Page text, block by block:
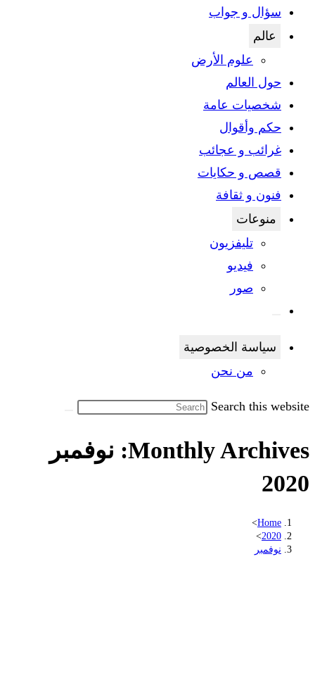
سؤال و جواب
عالم
علوم الأرض
حول العالم
شخصيات عامة
حكم وأقوال
غرائب و عجائب
قصص و حكايات
فنون و ثقافة
منوعات
تليفزيون
فيديو
صور
سياسة الخصوصية
من نحن
Search this website
Monthly Archives: نوفمبر
2020
Home
>
2020
>
نوفمبر